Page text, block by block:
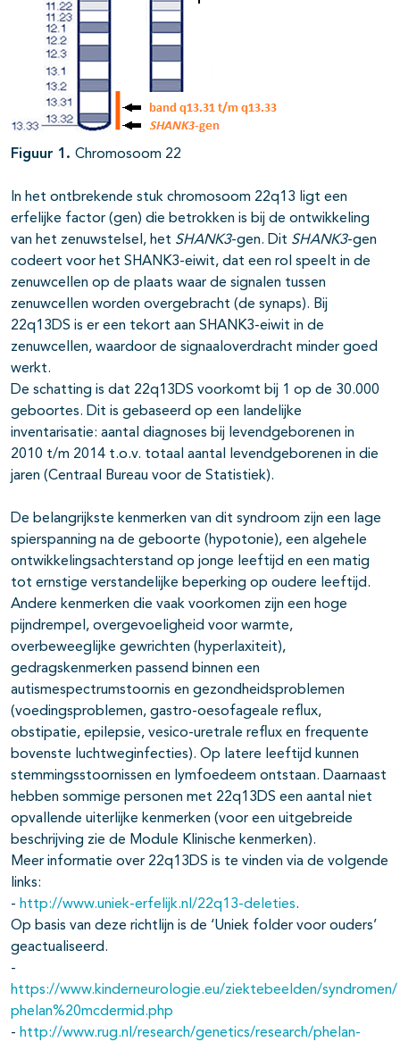
Figuur 1. Chromosoom 22
In het ontbrekende stuk chromosoom 22q13 ligt een
erfelijke factor (gen) die betrokken is bij de ontwikkeling
van het zenuwstelsel, het SHANK3-gen. Dit SHANK3-gen
codeert voor het SHANK3-eiwit, dat een rol speelt in de
zenuwcellen op de plaats waar de signalen tussen
zenuwcellen worden overgebracht (de synaps). Bij
22q13DS is er een tekort aan SHANK3-eiwit in de
zenuwcellen, waardoor de signaaloverdracht minder goed
werkt.
De schatting is dat 22q13DS voorkomt bij 1 op de 30.000
geboortes. Dit is gebaseerd op een landelijke
inventarisatie: aantal diagnoses bij levendgeborenen in
2010 t/m 2014 t.o.v. totaal aantal levendgeborenen in die
jaren (Centraal Bureau voor de Statistiek).
De belangrijkste kenmerken van dit syndroom zijn een lage
spierspanning na de geboorte (hypotonie), een algehele
ontwikkelingsachterstand op jonge leeftijd en een matig
tot ernstige verstandelijke beperking op oudere leeftijd.
Andere kenmerken die vaak voorkomen zijn een hoge
pijndrempel, overgevoeligheid voor warmte,
overbeweeglijke gewrichten (hyperlaxiteit),
gedragskenmerken passend binnen een
autismespectrumstoornis en gezondheidsproblemen
(voedingsproblemen, gastro-oesofageale reflux,
obstipatie, epilepsie, vesico-uretrale reflux en frequente
bovenste luchtweginfecties). Op latere leeftijd kunnen
stemmingsstoornissen en lymfoedeem ontstaan. Daarnaast
hebben sommige personen met 22q13DS een aantal niet
opvallende uiterlijke kenmerken (voor een uitgebreide
beschrijving zie de Module Klinische kenmerken).
Meer informatie over 22q13DS is te vinden via de volgende
links:
- http://www.uniek-erfelijk.nl/22q13-deleties.
Op basis van deze richtlijn is de ‘Uniek folder voor ouders’
geactualiseerd.
-
https://www.kinderneurologie.eu/ziektebeelden/syndromen/
phelan%20mcdermid.php
- http://www.rug.nl/research/genetics/research/phelan-